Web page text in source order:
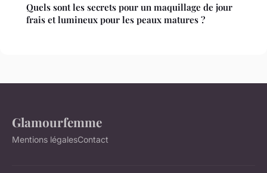
Quels sont les secrets pour un maquillage de jour
frais et lumineux pour les peaux matures ?
Glamourfemme
Mentions légalesContact